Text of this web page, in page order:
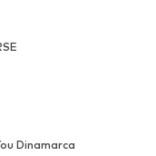
Dinamarca